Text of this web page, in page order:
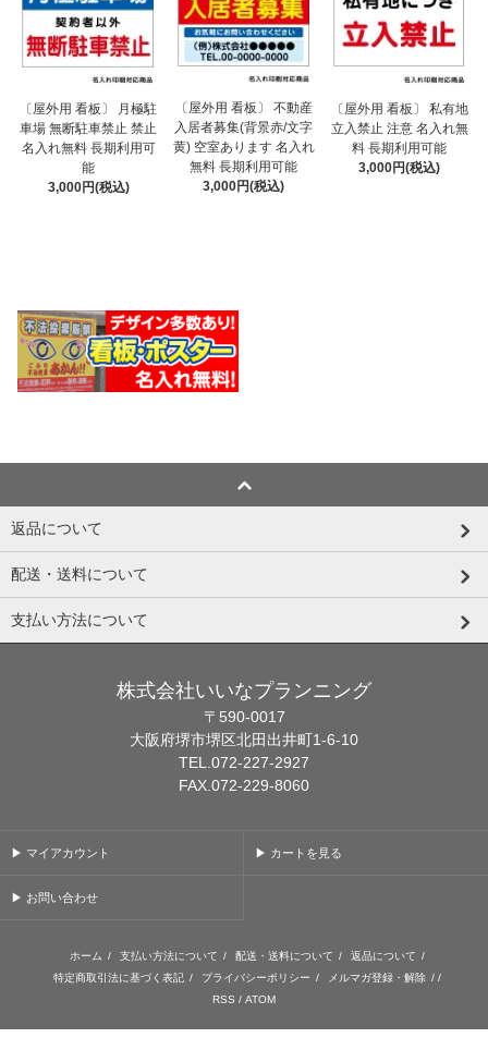
〔屋外用 看板〕 月極駐
車場 無断駐車禁止 禁止
名入れ無料 長期利用可
能
3,000円(税込)
〔屋外用 看板〕 不動産
入居者募集(背景赤/文字
黄) 空室あります 名入れ
無料 長期利用可能
3,000円(税込)
〔屋外用 看板〕 私有地
立入禁止 注意 名入れ無
料 長期利用可能
3,000円(税込)
返品について
配送・送料について
支払い方法について
株式会社いいなプランニング
〒590-0017
大阪府堺市堺区北田出井町1-6-10
TEL.072-227-2927
FAX.072-229-8060
▶ マイアカウント ▶ カートを見る
▶ お問い合わせ
ホーム / 支払い方法について / 配送・送料について / 返品について /
特定商取引法に基づく表記 / プライバシーポリシー / メルマガ登録・解除 / /
RSS / ATOM